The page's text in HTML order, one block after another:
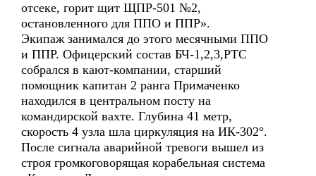
отсеке, горит щит ЩПР-501 №2,
остановленного для ППО и ППР».
Экипаж занимался до этого месячными ППО
и ППР. Офицерский состав БЧ-1,2,3,РТС
собрался в кают-компании, старший
помощник капитан 2 ранга Примаченко
находился в центральном посту на
командирской вахте. Глубина 41 метр,
скорость 4 узла шла циркуляция на ИК-302°.
После сигнала аварийной тревоги вышел из
строя громкоговорящая корабельная система